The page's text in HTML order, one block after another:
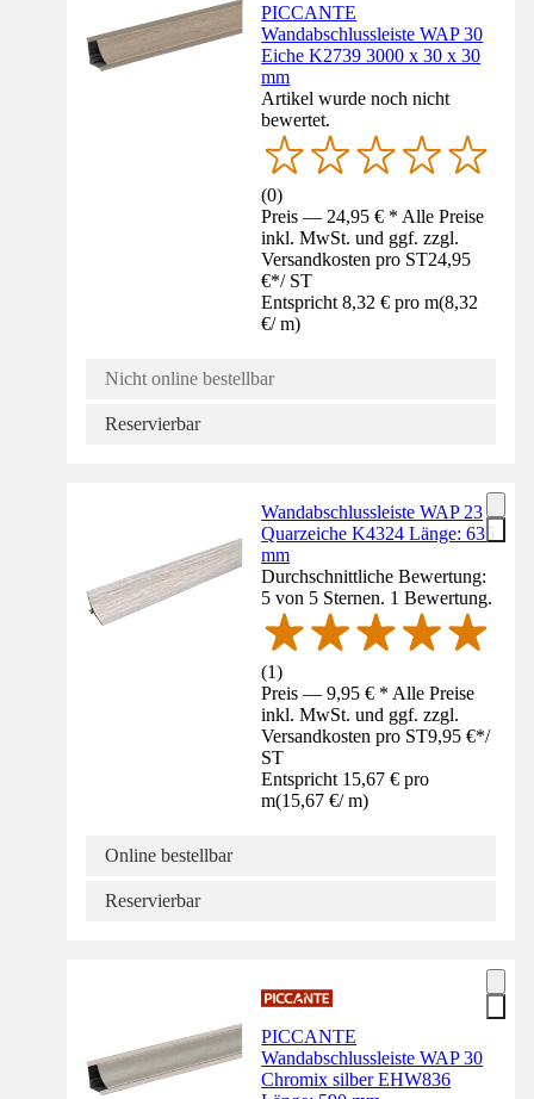
PICCANTE
Wandabschlussleiste WAP 30
Eiche K2739 3000 x 30 x 30
mm
Artikel wurde noch nicht
bewertet.
(0)
Preis — 24,95 € * Alle Preise
inkl. MwSt. und ggf. zzgl.
Versandkosten pro ST24,95
€*/ ST
Entspricht 8,32 € pro m(8,32
€/ m)
Nicht online bestellbar
Reservierbar
Wandabschlussleiste WAP 23
Quarzeiche K4324 Länge: 635
mm
Durchschnittliche Bewertung:
5 von 5 Sternen. 1 Bewertung.
(1)
Preis — 9,95 € * Alle Preise
inkl. MwSt. und ggf. zzgl.
Versandkosten pro ST9,95 €*/
ST
Entspricht 15,67 € pro
m(15,67 €/ m)
Online bestellbar
Reservierbar
PICCANTE
Wandabschlussleiste WAP 30
Chromix silber EHW836